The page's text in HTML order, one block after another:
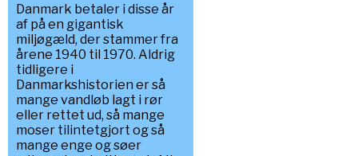
Danmark betaler i disse år
af på en gigantisk
miljøgæld, der stammer fra
årene 1940 til 1970. Aldrig
tidligere i
Danmarkshistorien er så
mange vandløb lagt i rør
eller rettet ud, så mange
moser tilintetgjort og så
mange enge og søer